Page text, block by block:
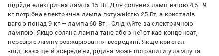
підійде електрична лампа 15 Вт. Для соляних ламп вагою 4,5–9
кг потрібна електрична лампа потужністю 25 Вт, а кристалів
вагою понад 9 кг — лампа 60 Вт. · Слідкуйте за електричною
лампою. Якщо соляна лампа тане або з неї стікає конденсат,
перевірте лампу розжарювання всередині. Якщо кристал
«підтікає» ще й зсередини, рідина може потрапити у лампу та